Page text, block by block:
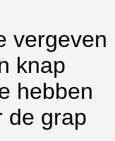
vergeven
knap
hebben
de grap